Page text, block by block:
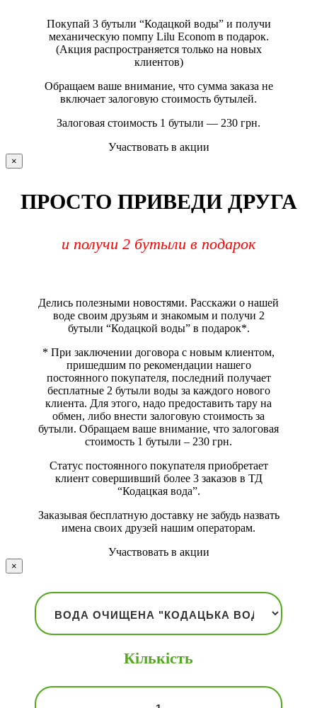
Покупай 3 бутыли “Кодацкой воды” и получи
механическую помпу Lilu Econom в подарок.
(Акция распространяется только на новых
клиентов)
Обращаем ваше внимание, что сумма заказа не
включает залоговую стоимость бутылей.
Залоговая стоимость 1 бутыли — 230 грн.
Участвовать в акции
×
ПРОСТО ПРИВЕДИ ДРУГА
и получи 2 бутыли в подарок
Делись полезными новостями. Расскажи о нашей
воде своим друзьям и знакомым и получи 2
бутыли “Кодацкой воды” в подарок*.
* При заключении договора с новым клиентом,
пришедшим по рекомендации нашего
постоянного покупателя, последний получает
бесплатные 2 бутыли воды за каждого нового
клиента. Для этого, надо предоставить тару на
обмен, либо внести залоговую стоимость за
бутыли. Обращаем ваше внимание, что залоговая
стоимость 1 бутыли – 230 грн.
Статус постоянного покупателя приобретает
клиент совершивший более 3 заказов в ТД
“Кодацкая вода”.
Заказывая бесплатную доставку не забудь назвать
имена своих друзей нашим операторам.
Участвовать в акции
×
Кількість